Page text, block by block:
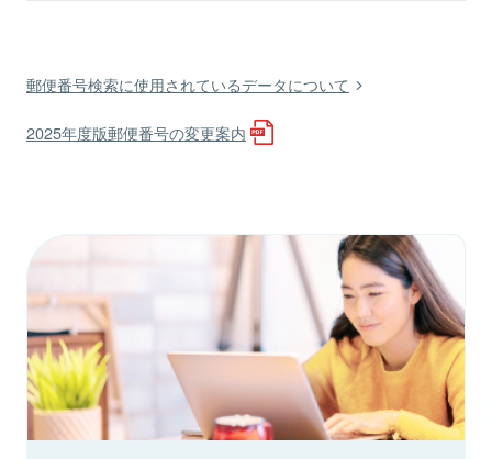
郵便番号検索に使用されているデータについて
2025年度版郵便番号の変更案内